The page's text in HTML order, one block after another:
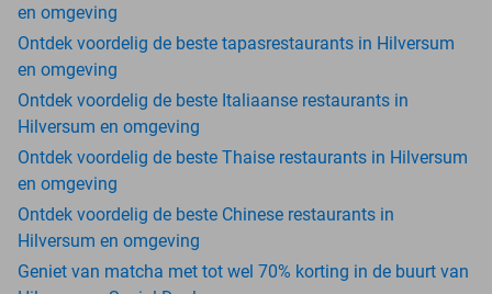
en omgeving
Ontdek voordelig de beste tapasrestaurants in Hilversum
en omgeving
Ontdek voordelig de beste Italiaanse restaurants in
Hilversum en omgeving
Ontdek voordelig de beste Thaise restaurants in Hilversum
en omgeving
Ontdek voordelig de beste Chinese restaurants in
Hilversum en omgeving
Geniet van matcha met tot wel 70% korting in de buurt van